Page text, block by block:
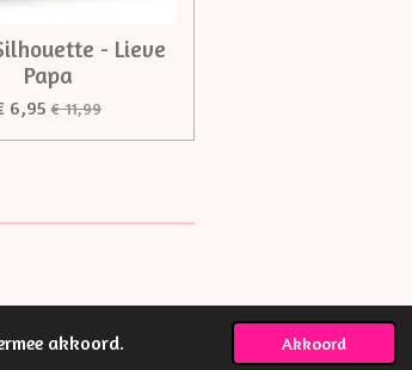
akkoord. Akkoord
- Lieve
Papa
6,95 € 11,99